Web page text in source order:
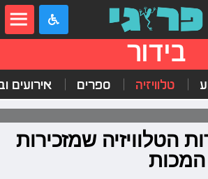
בידור
טלוויזיה ספרים אירועים
הטלוויזיה שמזכירות